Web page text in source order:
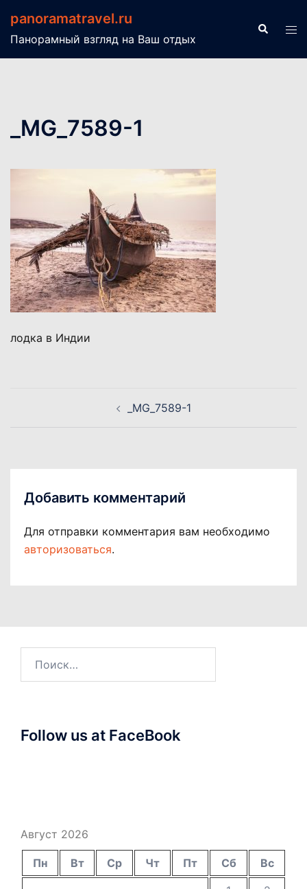
содержимому
panoramatravel.ru
Панорамный взгляд на Ваш отдых
Поиск
_MG_7589-1
лодка в Индии
_MG_7589-1
Добавить комментарий
Для отправки комментария вам необходимо
авторизоваться.
Follow us at FaceBook
Август 2026
Пн Вт Ср Чт Пт Сб
Вс